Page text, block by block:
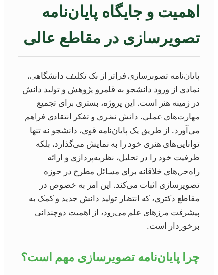
اهمیت و جایگاه پایان‌نامه
تصویرسازی در مقاطع عالی
پایان‌نامه تصویرسازی فراتر از یک تکلیف دانشگاهی،
نمادی از ورود دانشجو به قلمرو پژوهش و تولید دانش
در زمینه هنر است. این پروژه، بستری برای تجمیع
مهارت‌های عملی، دانش نظری و تفکر انتقادی فراهم
می‌آورد. از طریق یک پایان‌نامه قوی، دانشجو نه تنها
توانایی‌های هنری خود را به نمایش می‌گذارد، بلکه
ظرفیت خود را در تحلیل، نظریه‌پردازی و ارائه
راه‌حل‌های خلاقانه برای مسائل مطرح در حوزه
تصویرسازی اثبات می‌کند. این امر به خصوص در
مقاطع دکتری، که انتظار تولید دانش جدید و کمک به
پیشرفت مرزهای علم می‌رود، از اهمیت دوچندانی
برخوردار است.
چرا پایان‌نامه تصویرسازی مهم است؟